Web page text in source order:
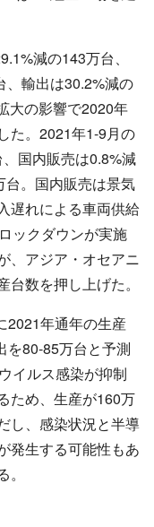
減の143万台、
、輸出は30.2%減の
大の影響で2020年
た。2021年1-9月の
国内販売は0.8%減
台。国内販売は景気
遅れによる車両供給
ックダウンが実施
、アジア・オセアニ
数を押し上げた。
2021年通年の生産
を80-85万台と予測
イルス感染が抑制
ため、生産が160万
し、感染状況と半導
発生する可能性もあ